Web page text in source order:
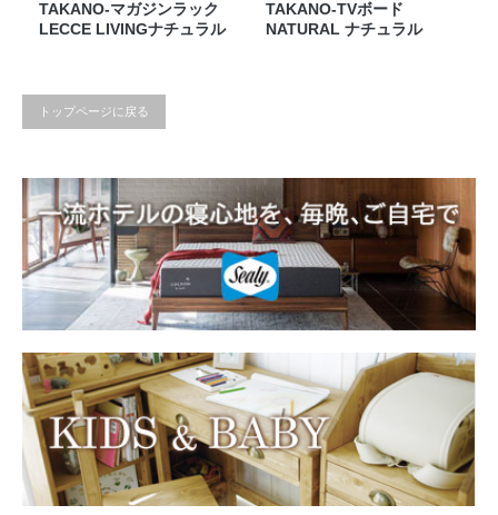
TAKANO-マガジンラック
LECCE LIVINGナチュラル
TAKANO-TVボード
NATURAL ナチュラル
トップページに戻る